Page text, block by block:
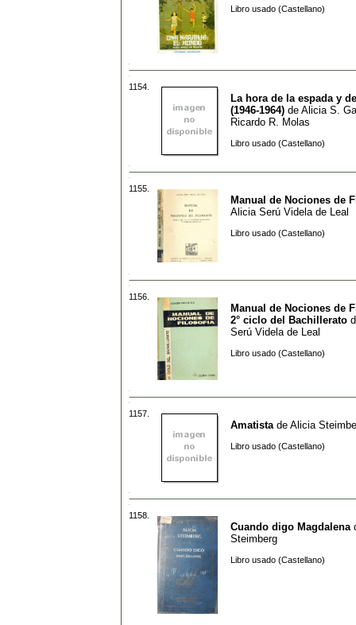
Libro usado (Castellano)
1154.
La hora de la espada y
(1946-1964) de Alicia S.
Ricardo R. Molas
Libro usado (Castellano)
1155.
Manual de Nociones de
Alicia Serú Videla de Leal
Libro usado (Castellano)
1156.
Manual de Nociones de
2° ciclo del Bachillerato
Serú Videla de Leal
Libro usado (Castellano)
1157.
Amatista de Alicia
Libro usado (Castellano)
1158.
Cuando digo Magdalena
Steimberg
Libro usado (Castellano)